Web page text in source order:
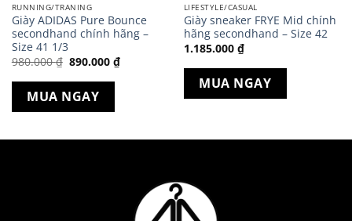
RUNNING/TRANING
Giày ADIDAS Pure Bounce
secondhand chính hãng –
Size 41 1/3
980.000₫ Giá
gốc
là:
980.000 ₫.
890.000 ₫Giá
hiện
MUA NGAY
LIFESTYLE/CASUAL
Giày sneaker FRYE Mid chính
hãng secondhand – Size 42
1.185.000 ₫
MUA NGAY